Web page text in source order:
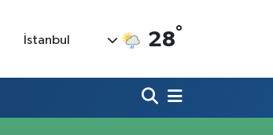
İstanbul 28°